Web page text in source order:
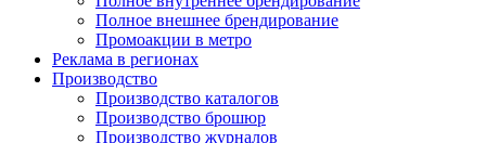
Полное внешнее брендирование
Промоакции в метро
Реклама в регионах
Производство
Производство каталогов
Производство брошюр
Производство журналов